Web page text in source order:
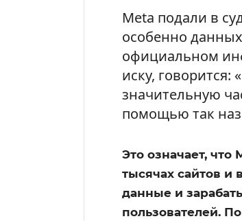
Meta подали в
особенно
официальном
иску, говорится:
значительную
помощью так
Это означает, что
тысячах сайтов и
данные и
пользователей.